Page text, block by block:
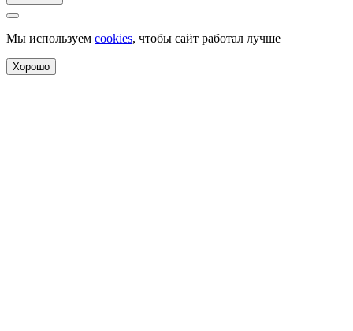
Мы используем cookies, чтобы сайт работал лучше
Хорошо